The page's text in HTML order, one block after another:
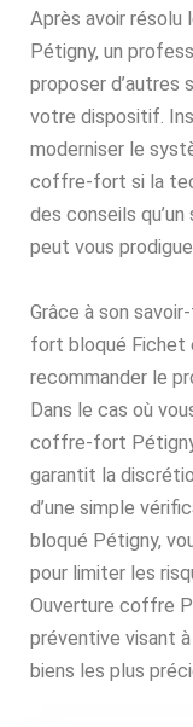
Après avoir résolu
Pétigny, un
proposer d’autres
votre dispositif.
moderniser le
coffre-fort si la
des conseils
peut vous
Grâce à son
fort bloqué Fichet
recommander le
Dans le cas où
coffre-fort Pétigny
garantit la
d’une simple
bloqué Pétigny,
pour limiter les
Ouverture coffre
préventive visant
biens les plus